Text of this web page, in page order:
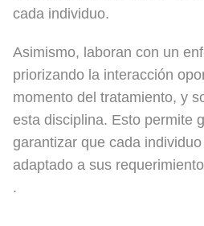
cada individuo.
Asimismo, laboran con un
priorizando la interacción
momento del tratamiento, y
esta disciplina. Esto permite
garantizar que cada
adaptado a sus
.